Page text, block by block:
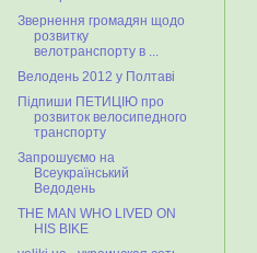
Звернення громадян щодо
розвитку
велотранспорту в ...
Велодень 2012 у Полтаві
Підпиши ПЕТИЦІЮ про
розвиток велосипедного
транспорту
Запрошуємо на
Всеукраїнський
Ведодень
THE MAN WHO LIVED ON
HIS BIKE